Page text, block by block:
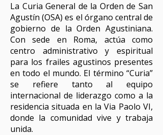
La Curia General de la Orden de San
Agustín (OSA) es el órgano central de
gobierno de la Orden Agustiniana.
Con sede en Roma, actúa como
centro administrativo y espiritual
para los frailes agustinos presentes
en todo el mundo. El término “Curia”
se refiere tanto al equipo
internacional de liderazgo como a la
residencia situada en la Via Paolo VI,
donde la comunidad vive y trabaja
unida.